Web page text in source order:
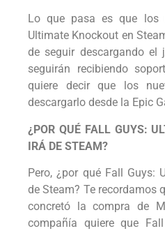
Lo que pasa es que los
Ultimate Knockout en
de seguir descargando el
seguirán recibiendo
quiere decir que los
descargarlo desde la Epic
¿POR QUÉ FALL GUYS:
IRÁ DE STEAM?
Pero, ¿por qué Fall Guys:
de Steam? Te recordamos
concretó la compra de
compañía quiere que